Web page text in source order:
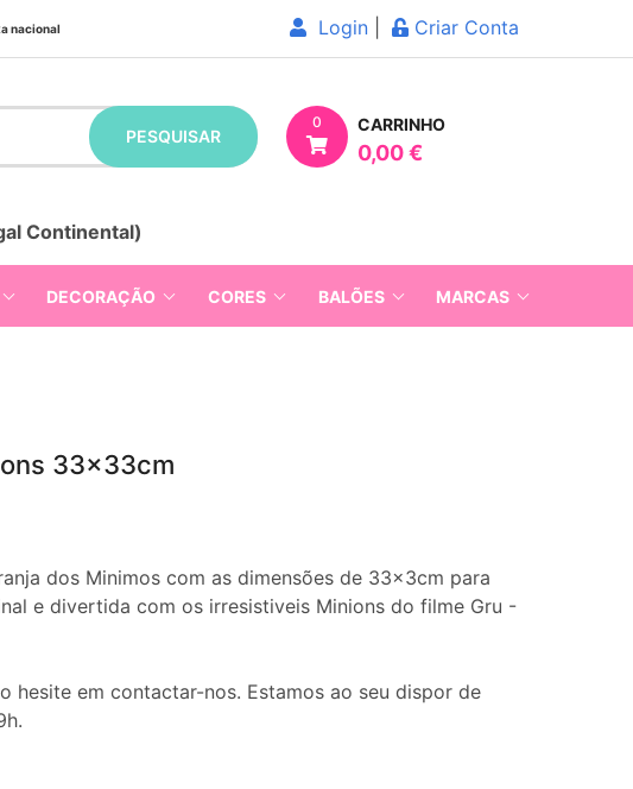
nacional Login Criar Conta
PESQUISAR
0 CARRINHO
0,00 €
Continental)
DECORAÇÃO CORES BALÕES MARCAS
33x33cm
dos Minimos com as dimensões de 33x3cm para
e divertida com os irresistiveis Minions do filme Gru -
hesite em contactar-nos. Estamos ao seu dispor de